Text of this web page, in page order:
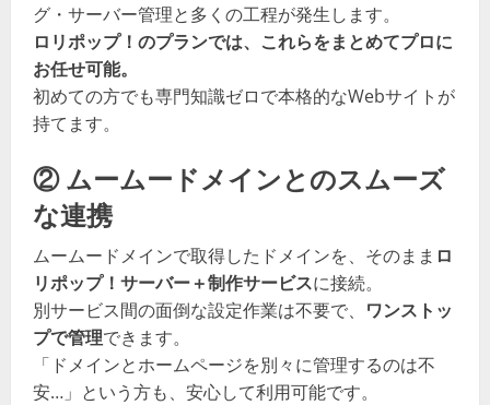
グ・サーバー管理と多くの工程が発生します。
ロリポップ！のプランでは、これらをまとめてプロに
お任せ可能。
初めての方でも専門知識ゼロで本格的なWebサイトが
持てます。
② ムームードメインとのスムーズ
な連携
ムームードメインで取得したドメインを、そのまま ロ
リポップ！サーバー＋制作サービスに接続。
別サービス間の面倒な設定作業は不要で、 ワンストッ
プで管理できます。
「ドメインとホームページを別々に管理するのは不
安…」という方も、安心して利用可能です。